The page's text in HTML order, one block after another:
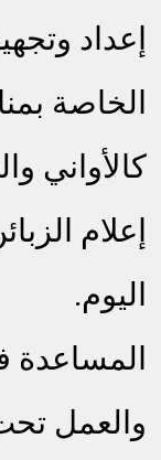
إعداد
الخاصة
كالأواني
إعلام
اليوم.
المساعدة
والعمل